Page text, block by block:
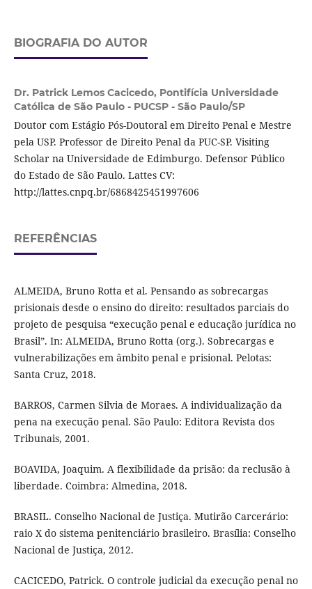
BIOGRAFIA DO AUTOR
Dr. Patrick Lemos Cacicedo, Pontifícia Universidade
Católica de São Paulo - PUCSP - São Paulo/SP
Doutor com Estágio Pós-Doutoral em Direito Penal e Mestre
pela USP. Professor de Direito Penal da PUC-SP. Visiting
Scholar na Universidade de Edimburgo. Defensor Público
do Estado de São Paulo. Lattes CV:
http://lattes.cnpq.br/6868425451997606
REFERÊNCIAS
ALMEIDA, Bruno Rotta et al. Pensando as sobrecargas
prisionais desde o ensino do direito: resultados parciais do
projeto de pesquisa “execução penal e educação jurídica no
Brasil”. In: ALMEIDA, Bruno Rotta (org.). Sobrecargas e
vulnerabilizações em âmbito penal e prisional. Pelotas:
Santa Cruz, 2018.
BARROS, Carmen Silvia de Moraes. A individualização da
pena na execução penal. São Paulo: Editora Revista dos
Tribunais, 2001.
BOAVIDA, Joaquim. A flexibilidade da prisão: da reclusão à
liberdade. Coimbra: Almedina, 2018.
BRASIL. Conselho Nacional de Justiça. Mutirão Carcerário:
raio X do sistema penitenciário brasileiro. Brasília: Conselho
Nacional de Justiça, 2012.
CACICEDO, Patrick. O controle judicial da execução penal no